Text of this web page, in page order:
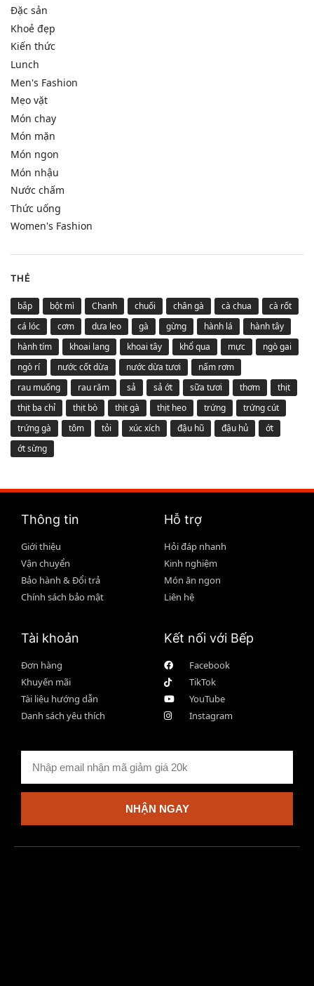
Đặc sản
Khoẻ đẹp
Kiến thức
Lunch
Men's Fashion
Mẹo vặt
Món chay
Món mặn
Món ngon
Món nhậu
Nước chấm
Thức uống
Women's Fashion
THẺ
bắp bột mì Chanh chuối chân gà cà chua
cà rốt
cá lóc
cơm dưa leo gà gừng hành lá
hành tây
hành tím
khoai lang khoai tây khổ qua mực
ngò gai
ngò rí
nước cốt dừa nước dừa tươi
nấm rơm
rau muống
rau răm sả sả ớt sữa tươi thơm
thịt
thịt ba chỉ
thịt bò thịt gà thịt heo trứng
trứng cút
trứng gà
tôm tỏi xúc xích đậu hũ đậu hủ
ớt
ớt sừng
Thông tin
Giới thiệu
Vận chuyển
Bảo hành & Đổi trả
Chính sách bảo mật
Hỗ trợ
Hỏi đáp nhanh
Kinh nghiệm
Món ăn ngon
Liên hệ
Tài khoản
Đơn hàng
Khuyến mãi
Tài liệu hướng dẫn
Danh sách yêu thích
Kết nối với Bếp
Facebook
TikTok
YouTube
Instagram
NHẬN NGAY